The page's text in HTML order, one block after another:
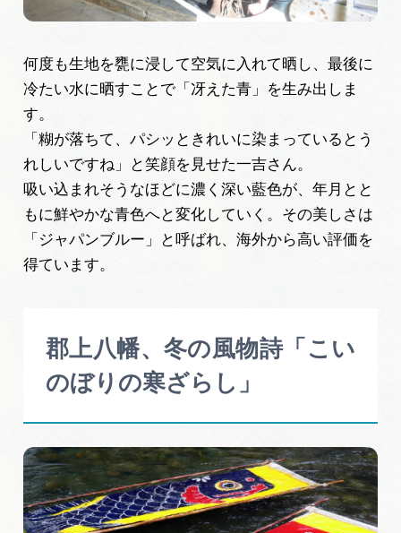
何度も生地を甕に浸して空気に入れて晒し、最後に
冷たい水に晒すことで「冴えた青」を生み出しま
す。
「糊が落ちて、パシッときれいに染まっているとう
れしいですね」と笑顔を見せた一吉さん。
吸い込まれそうなほどに濃く深い藍色が、年月とと
もに鮮やかな青色へと変化していく。その美しさは
「ジャパンブルー」と呼ばれ、海外から高い評価を
得ています。
郡上八幡、冬の風物詩「こい
のぼりの寒ざらし」